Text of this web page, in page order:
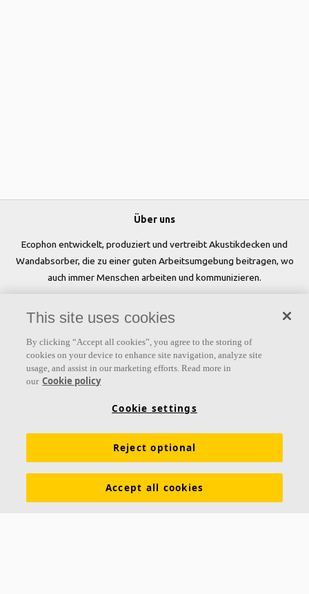
Über uns
Ecophon entwickelt, produziert und vertreibt Akustikdecken und
Wandabsorber, die zu einer guten Arbeitsumgebung beitragen, wo
auch immer Menschen arbeiten und kommunizieren.
Links
Funktionale Anforderungen Download Broschüren
Allgemeine Geschäftsbedingungen Impressum
This site uses cookies
By clicking “Accept all cookies”, you agree to the storing of
cookies on your device to enhance site navigation, analyze site
usage, and assist in our marketing efforts. Read more in
our Cookie policy
Cookie settings
Reject optional
Accept all cookies